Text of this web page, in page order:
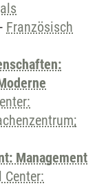
- Französisch
Management